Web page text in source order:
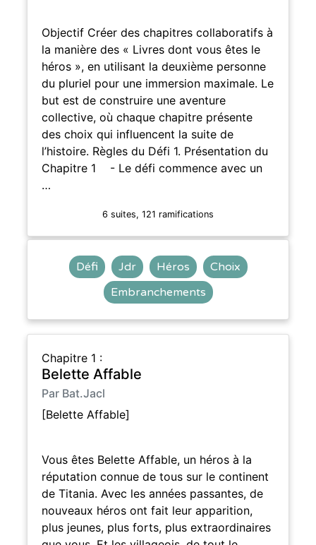
Objectif Créer des chapitres collaboratifs à
la manière des « Livres dont vous êtes le
héros », en utilisant la deuxième personne
du pluriel pour une immersion maximale. Le
but est de construire une aventure
collective, où chaque chapitre présente
des choix qui influencent la suite de
l’histoire. Règles du Défi 1. Présentation du
Chapitre 1 - Le défi commence avec un
…
6 suites, 121 ramifications
Défi Jdr Héros
Choix
Embranchements
Chapitre 1 :
Belette Affable
Par Bat.Jacl
[Belette Affable]
Vous êtes Belette Affable, un héros à la
réputation connue de tous sur le continent
de Titania. Avec les années passantes, de
nouveaux héros ont fait leur apparition,
plus jeunes, plus forts, plus extraordinaires